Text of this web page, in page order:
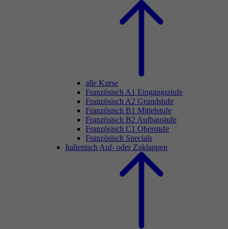
alle Kurse
Französisch A1 Eingangsstufe
Französisch A2 Grundstufe
Französisch B1 Mittelstufe
Französisch B2 Aufbaustufe
Französisch C1 Oberstufe
Französisch Specials
Italienisch Auf- oder Zuklappen